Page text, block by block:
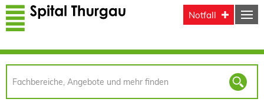
Direkt zum Inhalt
Notfall